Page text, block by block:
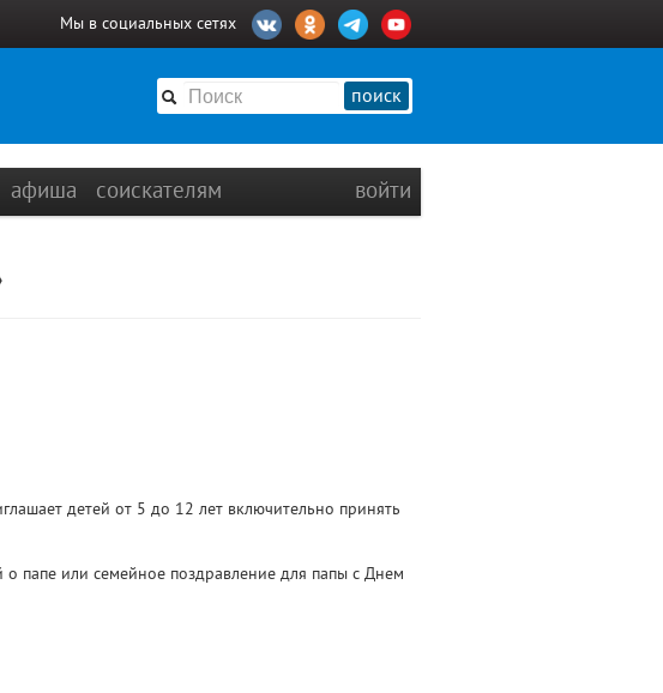
Мы в социальных сетях
поиск
афиша соискателям войти
детей от 5 до 12 лет включительно принять
папе или семейное поздравление для папы с Днем